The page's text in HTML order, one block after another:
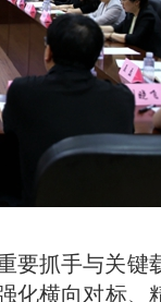
要抓手与关键
化横向对标、